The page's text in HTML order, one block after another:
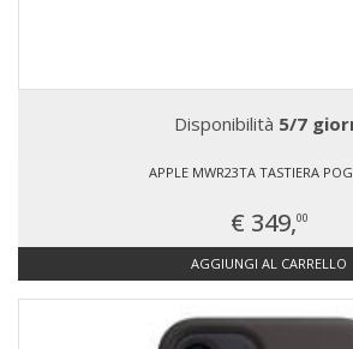
Disponibilità 5/7
APPLE MWR23TA TASTIERA
€ 349,00
AGGIUNGI AL CARRELLO